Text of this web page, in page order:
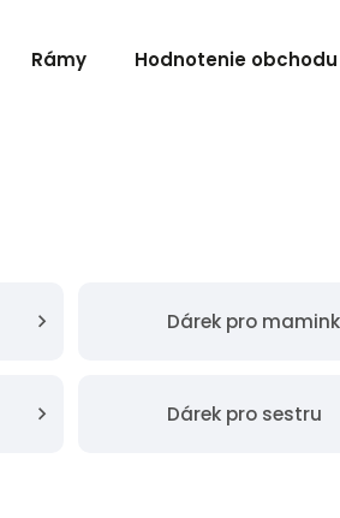
Rámy Hodnotenie obchodu
Dárek pro
Dárek pro sestru